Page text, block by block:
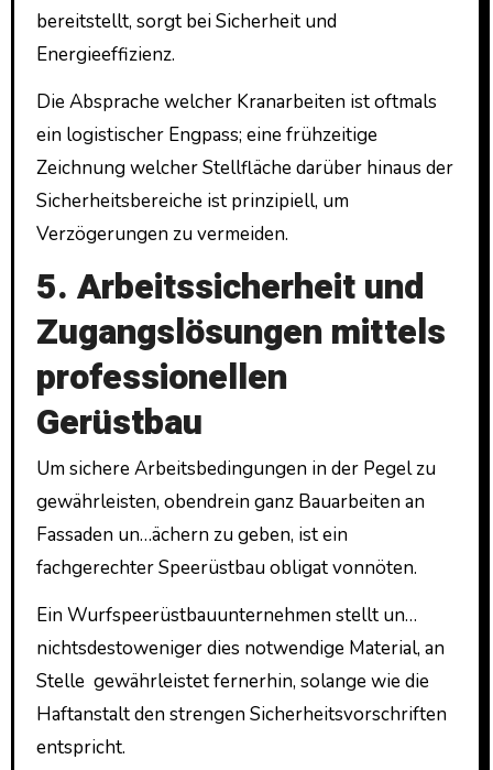
bereitstellt, sorgt bei Sicherheit und
Energieeffizienz.
Die Absprache welcher Kranarbeiten ist oftmals
ein logistischer Engpass; eine frühzeitige
Zeichnung welcher Stellfläche darüber hinaus der
Sicherheitsbereiche ist prinzipiell, um
Verzögerungen zu vermeiden.
5. Arbeitssicherheit und
Zugangslösungen mittels
professionellen
Gerüstbau
Um sichere Arbeitsbedingungen in der Pegel zu
gewährleisten, obendrein ganz Bauarbeiten an
Fassaden un…ächern zu geben, ist ein
fachgerechter Speerüstbau obligat vonnöten.
Ein Wurfspeerüstbauunternehmen stellt un…
nichtsdestoweniger dies notwendige Material, an
Stelle gewährleistet fernerhin, solange wie die
Haftanstalt den strengen Sicherheitsvorschriften
entspricht.